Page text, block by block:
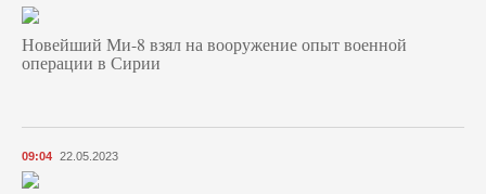
Новейший Ми-8 взял на вооружение опыт военной
операции в Сирии
09:04 22.05.2023